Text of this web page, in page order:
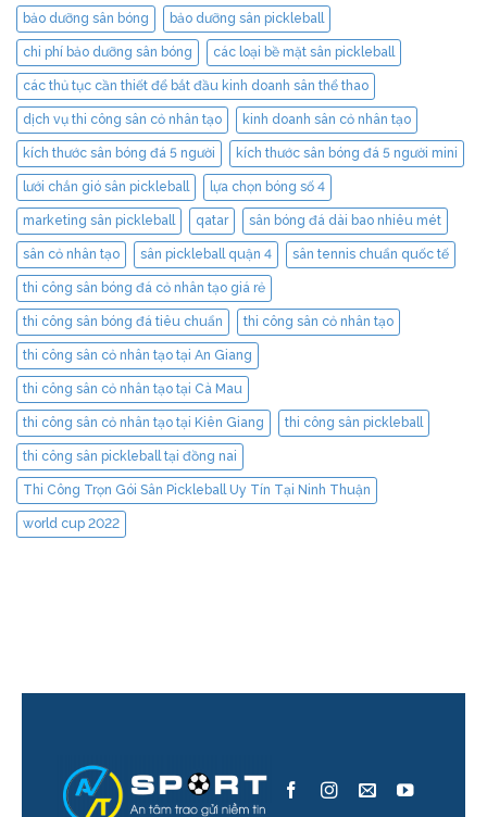
bảo dưỡng sân bóng bảo dưỡng sân pickleball
chi phí bảo dưỡng sân bóng các loại bề mặt sân pickleball
các thủ tục cần thiết để bắt đầu kinh doanh sân thể thao
dịch vụ thi công sân cỏ nhân tạo kinh doanh sân cỏ nhân tạo
kích thước sân bóng đá 5 người kích thước sân bóng đá 5 người mini
lưới chắn gió sân pickleball lựa chọn bóng số 4
marketing sân pickleball qatar sân bóng đá dài bao nhiêu mét
sân cỏ nhân tạo sân pickleball quận 4 sân tennis chuẩn quốc tế
thi công sân bóng đá cỏ nhân tạo giá rẻ
thi công sân bóng đá tiêu chuẩn thi công sân cỏ nhân tạo
thi công sân cỏ nhân tạo tại An Giang
thi công sân cỏ nhân tạo tại Cà Mau
thi công sân cỏ nhân tạo tại Kiên Giang thi công sân pickleball
thi công sân pickleball tại đồng nai
Thi Công Trọn Gói Sân Pickleball Uy Tín Tại Ninh Thuận
world cup 2022